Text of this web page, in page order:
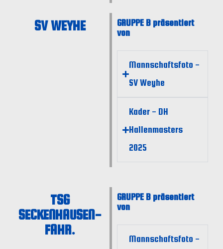
SV WEYHE
GRUPPE B präsentiert
von
Mannschaftsfoto -
SV Weyhe
Kader - DH
Hallenmasters
2025
TSG
SECKENHAUSEN-
FAHR.
GRUPPE B präsentiert
von
Mannschaftsfoto -